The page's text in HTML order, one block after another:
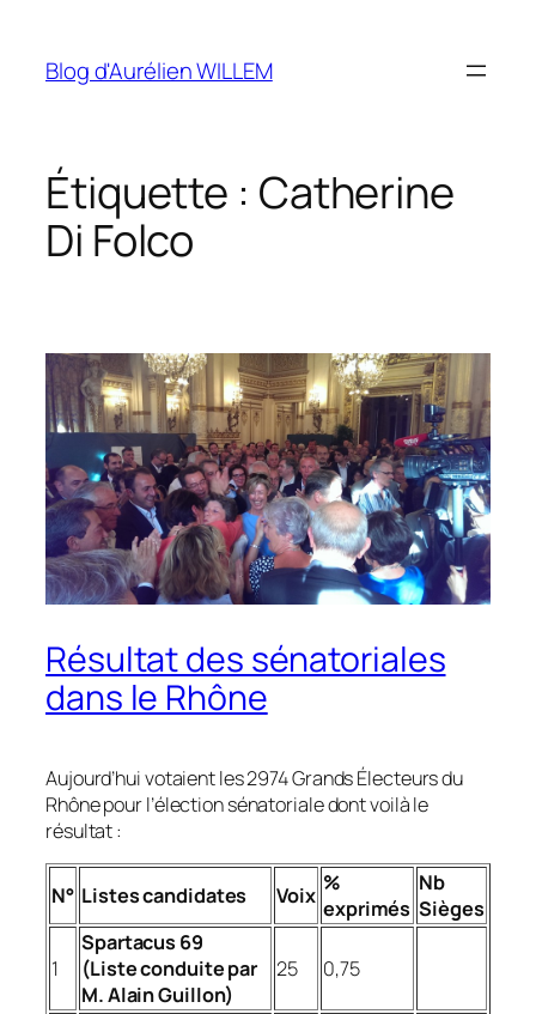
contenu
Blog d'Aurélien WILLEM
Étiquette : Catherine
Di Folco
Résultat des sénatoriales
dans le Rhône
Aujourd’hui votaient les 2974 Grands Électeurs du
Rhône pour l’élection sénatoriale dont voilà le
résultat :
N° Listes candidates Voix %
exprimés
Nb
Sièges
1
Spartacus 69
(Liste conduite par
M. Alain Guillon)
25 0,75